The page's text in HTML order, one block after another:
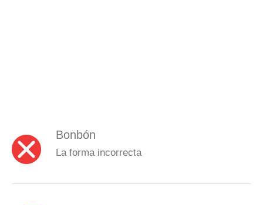
Bonbón
La forma incorrecta